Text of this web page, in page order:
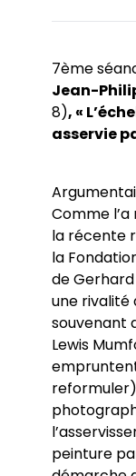
7ème
Jean-
8), «
asservie
Comme
la récente
la
de
une rivalité
souvenant
Lewis
peinture